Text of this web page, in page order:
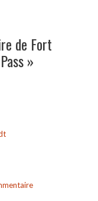
de Fort
»